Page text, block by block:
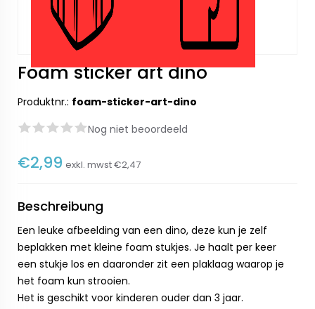
Foam sticker art dino
Produktnr.: foam-sticker-art-dino
Nog niet beoordeeld
€2,99 exkl. mwst€2,47
Beschreibung
Een leuke afbeelding van een dino, deze kun je zelf
beplakken met kleine foam stukjes. Je haalt per keer
een stukje los en daaronder zit een plaklaag waarop je
het foam kun strooien.
Het is geschikt voor kinderen ouder dan 3 jaar.